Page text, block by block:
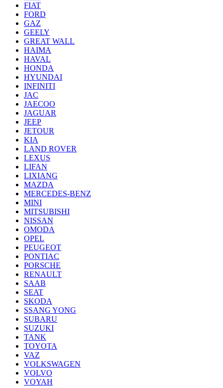
FIAT
FORD
GAZ
GEELY
GREAT WALL
HAIMA
HAVAL
HONDA
HYUNDAI
INFINITI
JAC
JAECOO
JAGUAR
JEEP
JETOUR
KIA
LAND ROVER
LEXUS
LIFAN
LIXIANG
MAZDA
MERCEDES-BENZ
MINI
MITSUBISHI
NISSAN
OMODA
OPEL
PEUGEOT
PONTIAC
PORSCHE
RENAULT
SAAB
SEAT
SKODA
SSANG YONG
SUBARU
SUZUKI
TANK
TOYOTA
VAZ
VOLKSWAGEN
VOLVO
VOYAH